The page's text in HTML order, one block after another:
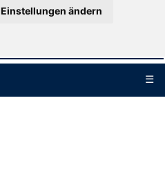
Einstellungen ändern
☰